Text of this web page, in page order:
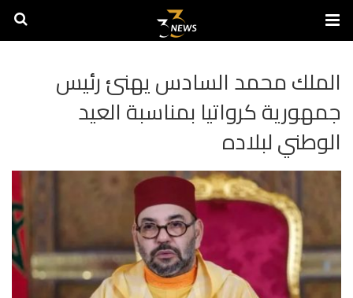
الملك محمد السادس يهنئ رئيس
جمهورية كرواتيا بمناسبة العيد
الوطني لبلاده